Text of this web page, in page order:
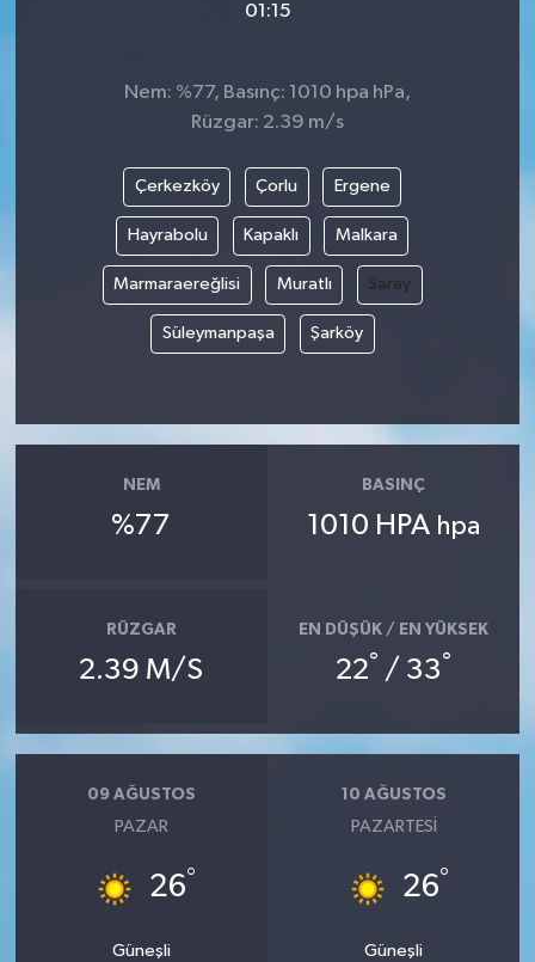
01:15
Nem: %77, Basınç: 1010 hpa hPa,
Rüzgar: 2.39 m/s
Çerkezköy Çorlu Ergene
Hayrabolu Kapaklı Malkara
Marmaraereğlisi Muratlı Saray
Süleymanpaşa Şarköy
NEM
%77
BASINÇ
1010 HPA hpa
RÜZGAR
2.39 M/S
EN DÜŞÜK / EN YÜKSEK
22° / 33°
09 AĞUSTOS
PAZAR
26°
Güneşli
10 AĞUSTOS
PAZARTESI
26°
Güneşli